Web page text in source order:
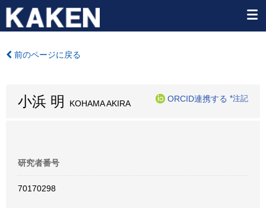
前のページに戻る
小浜 明 KOHAMA AKIRA
ORCID連携する *注記
研究者番号
70170298